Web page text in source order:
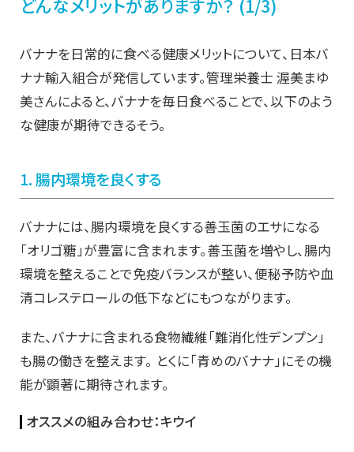
どんなメリットがありますか？ (1/3)
バナナを日常的に食べる健康メリットについて、日本バ
ナナ輸入組合が発信しています。管理栄養士 渥美まゆ
美さんによると、バナナを毎日食べることで、以下のよう
な健康が期待できるそう。
1. 腸内環境を良くする
バナナには、腸内環境を良くする善玉菌のエサになる
「オリゴ糖」が豊富に含まれます。善玉菌を増やし、腸内
環境を整えることで免疫バランスが整い、便秘予防や血
清コレステロールの低下などにもつながります。
また、バナナに含まれる食物繊維「難消化性デンプン」
も腸の働きを整えます。 とくに「青めのバナナ」にその機
能が顕著に期待されます。
オススメの組み合わせ：キウイ